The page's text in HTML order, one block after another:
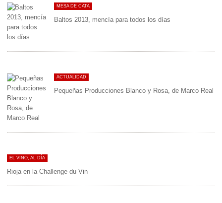
MESA DE CATA
Baltos 2013, mencía para todos los días
ACTUALIDAD
Pequeñas Producciones Blanco y Rosa, de Marco Real
EL VINO, AL DÍA
Rioja en la Challenge du Vin